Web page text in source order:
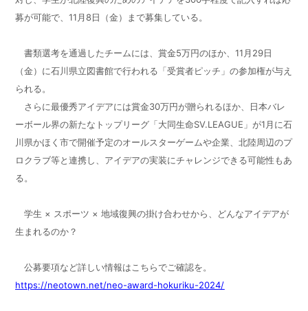
募が可能で、11月8日（金）まで募集している。
書類選考を通過したチームには、賞金5万円のほか、11月29日
（金）に石川県立図書館で行われる「受賞者ピッチ」の参加権が与え
られる。
さらに最優秀アイデアには賞金30万円が贈られるほか、日本バレ
ーボール界の新たなトップリーグ「大同生命SV.LEAGUE」が1月に石
川県かほく市で開催予定のオールスターゲームや企業、北陸周辺のプ
ロクラブ等と連携し、アイデアの実装にチャレンジできる可能性もあ
る。
学生 × スポーツ × 地域復興の掛け合わせから、どんなアイデアが
生まれるのか？
公募要項など詳しい情報はこちらでご確認を。
https://neotown.net/neo-award-hokuriku-2024/